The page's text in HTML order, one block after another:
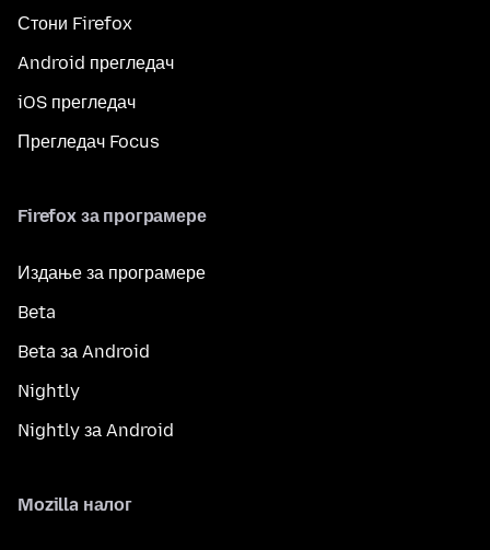
Стони Firefox
Android прегледач
iOS прегледач
Прегледач Focus
Firefox за програмере
Издање за програмере
Beta
Beta за Android
Nightly
Nightly за Android
Mozilla налог